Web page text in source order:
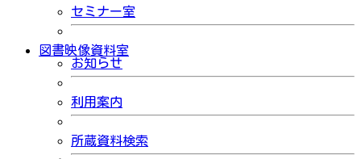
セミナー室
図書映像資料室
お知らせ
利用案内
所蔵資料検索